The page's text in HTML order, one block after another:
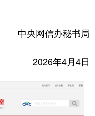
中央网信办秘书局
2026年4月4日